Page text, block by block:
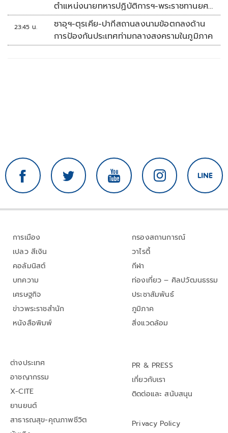
ตำแหน่งนายทหารปฏิบัติการฯ-พระราชทานยศ
'พลตรี'
23:45 น.
ซาอุฯ-ตุรเคีย-ปากีสถานลงนามข้อตกลงด้าน
การป้องกันประเทศท่ามกลางสงครามในภูมิภาค
การเมือง
เปลว สีเงิน
คอลัมนิสต์
บทความ
เศรษฐกิจ
ข่าวพระราชสำนัก
หนังสือพิมพ์
กรองสถานการณ์
วาไรตี้
กีฬา
ท่องเที่ยว – ศิลปวัฒนธรรม
ประชาสัมพันธ์
ภูมิภาค
สิ่งแวดล้อม
ต่างประเทศ
อาชญากรรม
X-CITE
ยานยนต์
สาธารณสุข-คุณภาพชีวิต
PR & PRESS
เกี่ยวกับเรา
ติดต่อและ สนับสนุน
Privacy Policy